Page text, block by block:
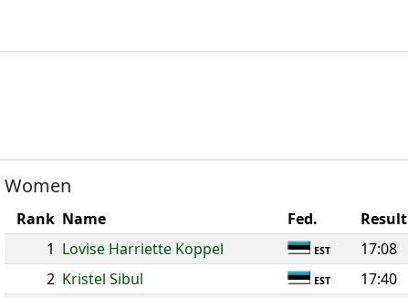
Women
Rank Name Fed. Result
1 Lovise Harriette Koppel EST 17:08
2 Kristel Sibul EST 17:40